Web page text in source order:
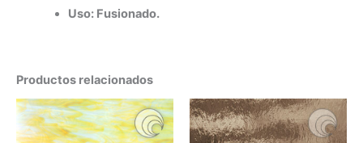
Uso: Fusionado.
Productos relacionados